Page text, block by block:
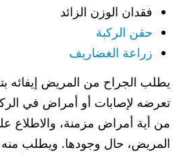
فقدان الوزن الزائد
حقن الركبة
زراعة الغضاريف
يطلب الجراح من المريض إيفائه
تعرضه لإصابات أو أمراض في
من أية أمراض مزمنة، والاطلاع على
المريض، حال وجودها. ويطلب منه